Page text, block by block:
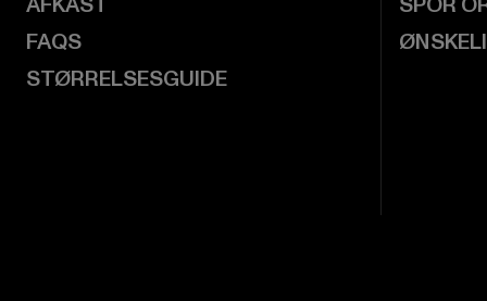
FAQS
STØRRELSESGUIDE